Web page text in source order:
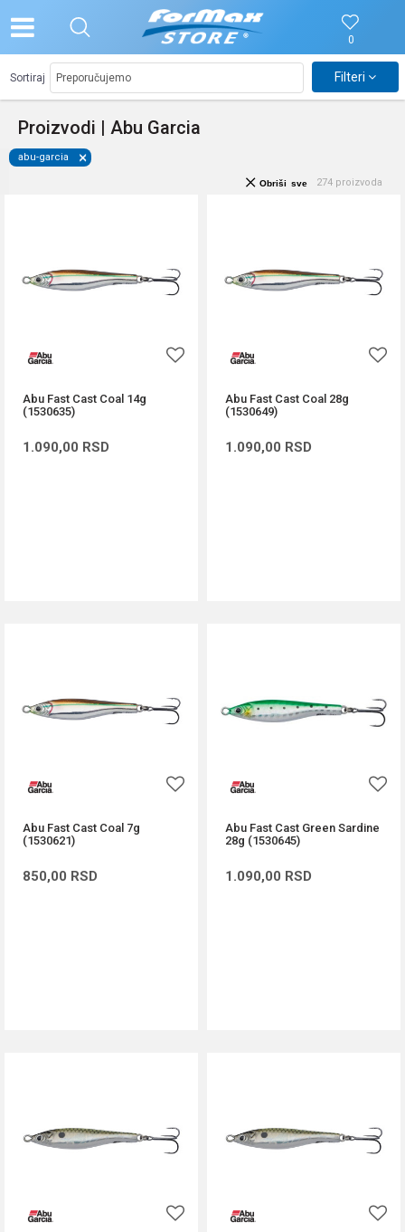
0
Proizvodi | Abu Garcia
Sortiraj Filteri
abu-garcia
274 proizvoda
Obriši sve
Abu Fast Cast Coal 14g
(1530635)
1.090,00 RSD
Abu Fast Cast Coal 28g
(1530649)
1.090,00 RSD
Abu Fast Cast Coal 7g
(1530621)
850,00 RSD
Abu Fast Cast Green Sardine
28g (1530645)
1.090,00 RSD